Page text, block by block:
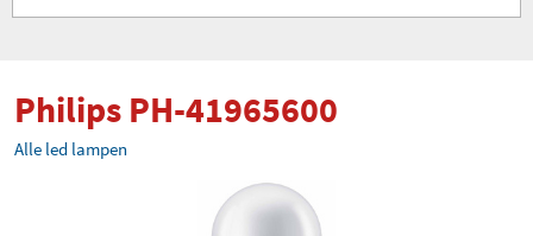
Philips PH-41965600
Alle led lampen